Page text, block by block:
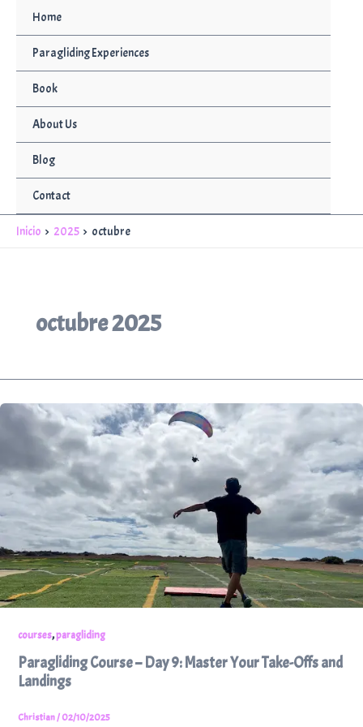
contenido
Home
Paragliding Experiences
Book
About Us
Blog
Contact
Inicio 2025 octubre
octubre 2025
courses,paragliding
Paragliding Course – Day 9: Master Your Take-Offs and
Landings
Christian/02/10/2025